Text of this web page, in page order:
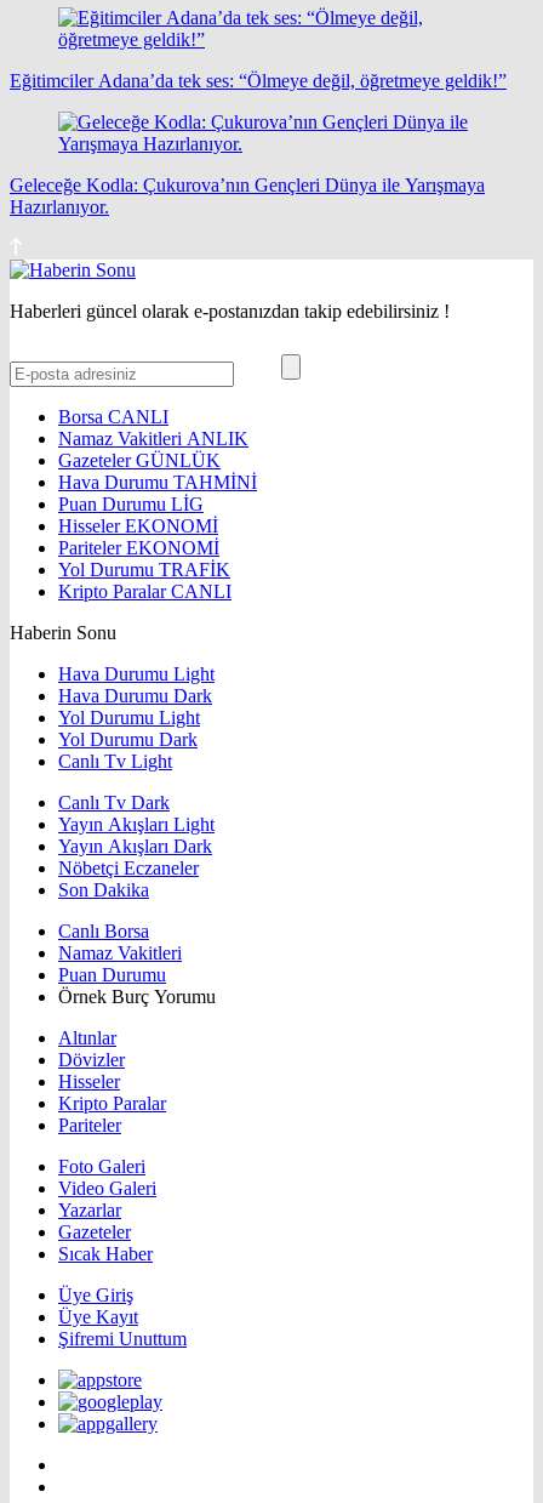
Eğitimciler Adana’da tek ses: “Ölmeye değil, öğretmeye geldik!”
Geleceğe Kodla: Çukurova’nın Gençleri Dünya ile Yarışmaya
Hazırlanıyor.
Haberleri güncel olarak e-postanızdan takip edebilirsiniz !
Borsa CANLI
Namaz Vakitleri ANLIK
GazetelerGÜNLÜK
Hava Durumu TAHMİNİ
Puan Durumu LİG
HisselerEKONOMİ
ParitelerEKONOMİ
Yol Durumu TRAFİK
Kripto ParalarCANLI
Haberin Sonu
Hava Durumu Light
Hava Durumu Dark
Yol Durumu Light
Yol Durumu Dark
Canlı Tv Light
Canlı Tv Dark
Yayın Akışları Light
Yayın Akışları Dark
Nöbetçi Eczaneler
Son Dakika
Canlı Borsa
Namaz Vakitleri
Puan Durumu
Örnek Burç Yorumu
Altınlar
Dövizler
Hisseler
Kripto Paralar
Pariteler
Foto Galeri
Video Galeri
Yazarlar
Gazeteler
Sıcak Haber
Üye Giriş
Üye Kayıt
Şifremi Unuttum